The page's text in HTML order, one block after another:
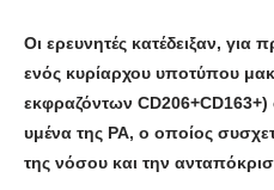
Οι ερευνητές κατέδειξαν,
ενός κυρίαρχου υποτύπου
εκφραζόντων
υμένα της ΡΑ, ο οποίος
της νόσου και την